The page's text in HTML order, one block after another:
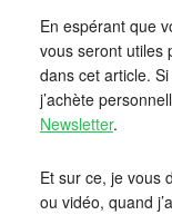
En espérant que
vous seront utiles
dans cet article.
j’achète
Newsletter.
Et sur ce, je vous
ou vidéo, quand